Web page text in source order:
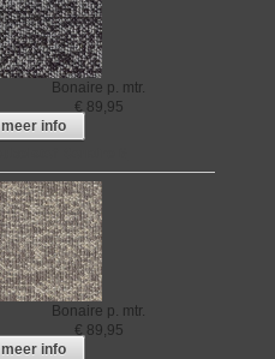
Bonaire p. mtr.
€ 89,95
meer info
Bonaire p. mtr.
€ 89,95
meer info